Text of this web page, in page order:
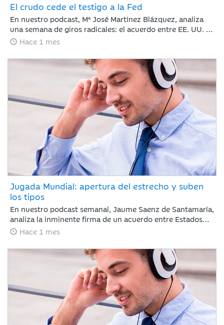
El crudo cede el testigo a la Fed
En nuestro podcast, Mª José Martínez Blázquez, analiza
una semana de giros radicales: el acuerdo entre EE. UU. e
Irán reabre el Estrecho de Ormuz y hunde el petróleo por
debuta en la Fed rompiendo el guion con un mensaje duro
y menos explicaciones que promete traer volatilidad.
¿Cómo reaccionan los mercados? Con subidas en Europa
y la Inteligencia Artificial imparable.
Hace 1 mes
Jugada Mundial: apertura del estrecho y suben
los tipos
En nuestro podcast semanal, Jaume Saenz de Santamaría,
analiza la inminente firma de un acuerdo entre Estados
Unidos e Irán. El acuerdo reduce el riesgo geopolítico y
de Ormúz como principal catalizador, una caída del brent
hasta 82 dólares y un comportamiento positivo de la
renta variable, especialmente en Nasdaq. En este
contexto, la atención del inversor se desplaza desde
Oriente Medio hacia la política monetaria, con el BCE
ejecutando una subida de 25 puntos básicos y el foco
puesto ahora en el calendario de próximos movimientos
tanto en Europa como en Estados Unidos.
Hace 1 mes